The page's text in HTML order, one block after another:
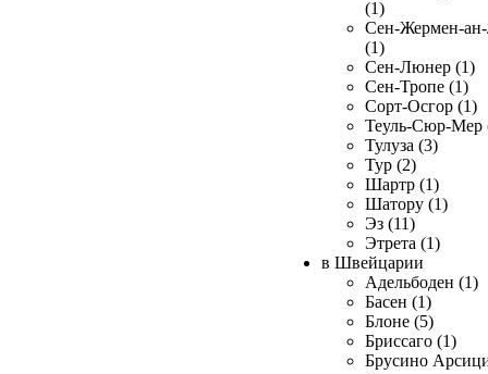
(1)
Сен-Жермен-
(1)
Сен-Люнер (1)
Сен-Тропе (1)
Сорт-Осгор (1)
Теуль-Сюр-Мер
Тулуза (3)
Тур (2)
Шартр (1)
Шатору (1)
Эз (11)
Этрета (1)
в Швейцарии
Адельбоден (1)
Басен (1)
Блоне (5)
Бриссаго (1)
Брусино